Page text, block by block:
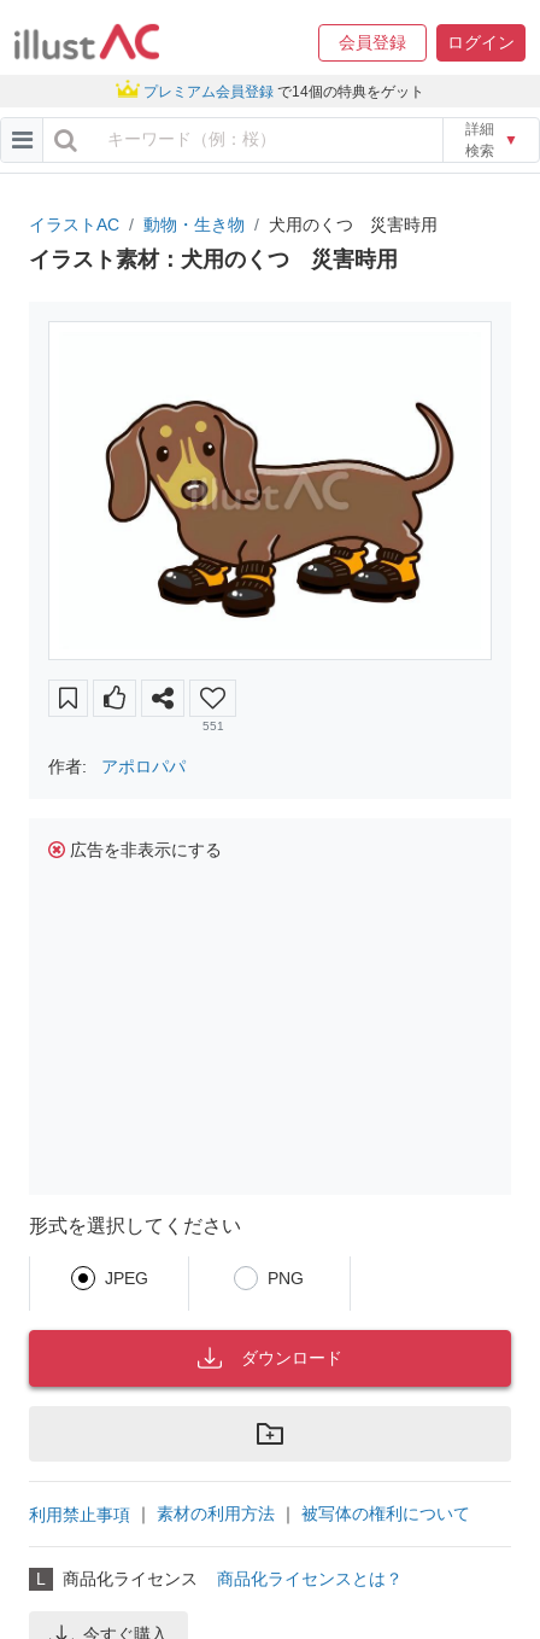
会員登録 ログイン
プレミアム会員登録 で14個の特典をゲット
詳細
検索
▼
イラストAC 動物・生き物 犬用のくつ 災害時用
イラスト素材：犬用のくつ 災害時用
551
作者: アポロパパ
広告を非表示にする
形式を選択してください
JPEG PNG
ダウンロード
利用禁止事項 ｜ 素材の利用方法 ｜ 被写体の権利について
L 商品化ライセンス 商品化ライセンスとは？
今すぐ購入